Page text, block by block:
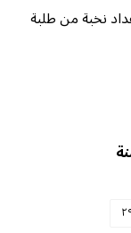
نخبة من طلبة